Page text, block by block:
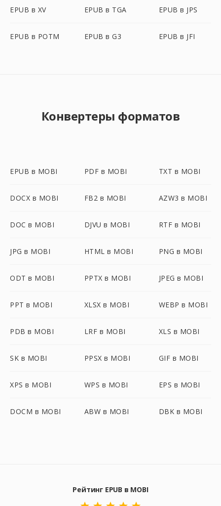
EPUB в XV EPUB в TGA EPUB в JPS
EPUB в POTM EPUB в G3 EPUB в JFI
Конвертеры форматов
EPUB в MOBI PDF в MOBI TXT в MOBI
DOCX в MOBI FB2 в MOBI AZW3 в MOBI
DOC в MOBI DJVU в MOBI RTF в MOBI
JPG в MOBI HTML в MOBI PNG в MOBI
ODT в MOBI PPTX в MOBI JPEG в MOBI
PPT в MOBI XLSX в MOBI WEBP в MOBI
PDB в MOBI LRF в MOBI XLS в MOBI
SK в MOBI PPSX в MOBI GIF в MOBI
XPS в MOBI WPS в MOBI EPS в MOBI
DOCM в MOBI ABW в MOBI DBK в MOBI
Рейтинг EPUB в MOBI